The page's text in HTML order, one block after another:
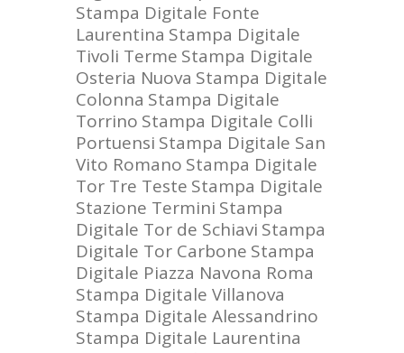
Stampa Digitale Fonte
Laurentina Stampa Digitale
Tivoli Terme Stampa Digitale
Osteria Nuova Stampa Digitale
Colonna Stampa Digitale
Torrino Stampa Digitale Colli
Portuensi Stampa Digitale San
Vito Romano Stampa Digitale
Tor Tre Teste Stampa Digitale
Stazione Termini Stampa
Digitale Tor de Schiavi Stampa
Digitale Tor Carbone Stampa
Digitale Piazza Navona Roma
Stampa Digitale Villanova
Stampa Digitale Alessandrino
Stampa Digitale Laurentina